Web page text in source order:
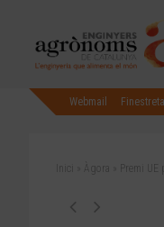
Webmail
Inici Àgora Premi